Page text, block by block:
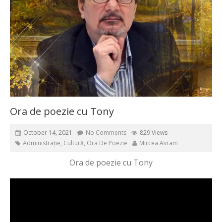
Ora de poezie cu Tony
October 14, 2021 No Comments
829 Views
Administrație, Cultură, Ora De Poezie Mircea Avram
Ora de poezie cu Tony